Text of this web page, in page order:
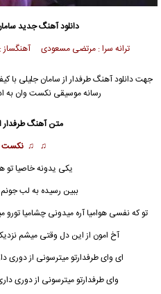
دانلود آهنگ جدید
ترانه سرا : مرتضی مسعودی
رسانه موسیقی نکست وان به
متن آهنگ طرفدار
♫ ♫ نکست
یکی یدونه خاصیا تو
ببین رسیده به لب جونم
تو که نفسی هوامیا آره میدونی چشامیا تورو
آخ امون از این دل وقتی میشم
ای وای طرفدارتو میترسونی از
وایطرفدارتو میترسونی از دوری